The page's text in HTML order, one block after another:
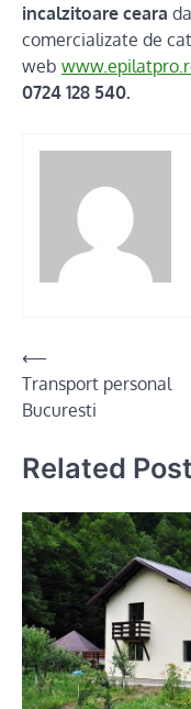
incalzitoare ceara
comercializate de
web
0724 128 540.
Post
navigation
⟵
Transport personal
Bucuresti
Related